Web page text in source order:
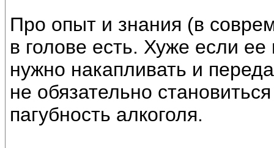
Про опыт и знания (в
в голове есть. Хуже если ее
нужно накапливать и
не обязательно
пагубность алкоголя.